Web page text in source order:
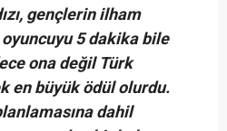
gençlerin ilham
5 dakika bile
ona değil Türk
en büyük ödül olurdu.
dahil